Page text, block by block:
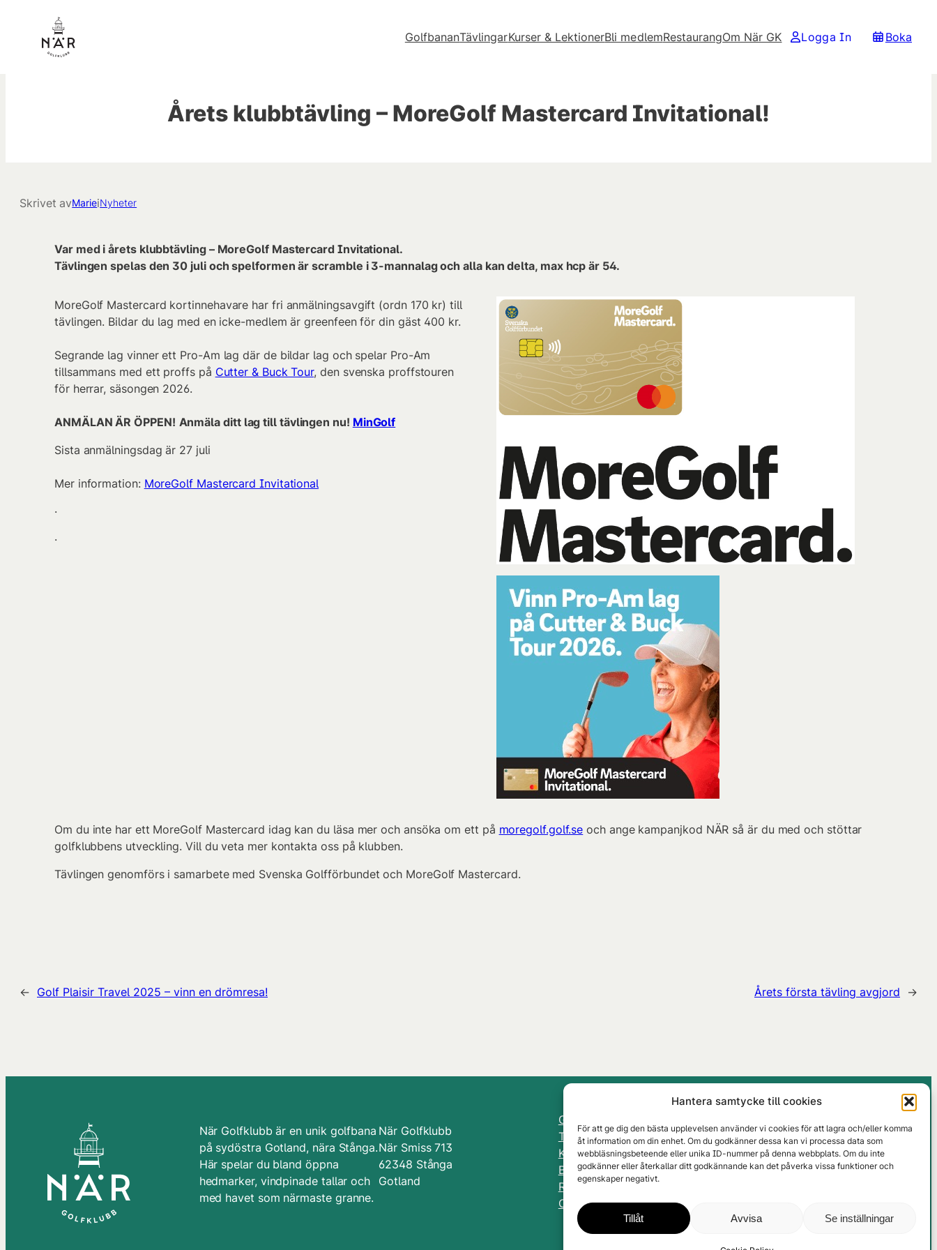
Hantera samtycke till cookies
För att ge dig den bästa upplevelsen använder vi cookies för att lagra och/eller komma
åt information om din enhet. Om du godkänner dessa kan vi processa data som
webbläsningsbeteende eller unika ID-nummer på denna webbplats. Om du inte
godkänner eller återkallar ditt godkännande kan det påverka vissa funktioner och
egenskaper negativt.
Tillåt Avvisa Se inställningar
GolfbananTävlingarKurser & LektionerBli medlemRestaurangOm När GK Logga In Boka
Årets klubbtävling – MoreGolf Mastercard Invitational!
Skrivet avMarieiNyheter
Var med i årets klubbtävling – MoreGolf Mastercard Invitational.
Tävlingen spelas den 30 juli och spelformen är scramble i 3-mannalag och alla kan delta, max hcp är 54.
MoreGolf Mastercard kortinnehavare har fri anmälningsavgift (ordn 170 kr) till
tävlingen. Bildar du lag med en icke-medlem är greenfeen för din gäst 400 kr.
Segrande lag vinner ett Pro-Am lag där de bildar lag och spelar Pro-Am
tillsammans med ett proffs på Cutter & Buck Tour, den svenska proffstouren
för herrar, säsongen 2026.
ANMÄLAN ÄR ÖPPEN! Anmäla ditt lag till tävlingen nu! MinGolf
Sista anmälningsdag är 27 juli
Mer information: MoreGolf Mastercard Invitational
·
·
Om du inte har ett MoreGolf Mastercard idag kan du läsa mer och ansöka om ett på moregolf.golf.se och ange kampanjkod NÄR så är du med och stöttar
golfklubbens utveckling. Vill du veta mer kontakta oss på klubben.
Tävlingen genomförs i samarbete med Svenska Golfförbundet och MoreGolf Mastercard.
← Golf Plaisir Travel 2025 – vinn en drömresa! Årets första tävling avgjord →
När Golfklubb är en unik golfbana
på sydöstra Gotland, nära Stånga.
Här spelar du bland öppna
hedmarker, vindpinade tallar och
med havet som närmaste granne.
När Golfklubb
När Smiss 713
62348 Stånga
Gotland
Golfbanan
Tävlingar
Kurser & Lektioner
Bli medlem
Restaurang
Om När GK
info@nargk.se
Facebook
Instagram